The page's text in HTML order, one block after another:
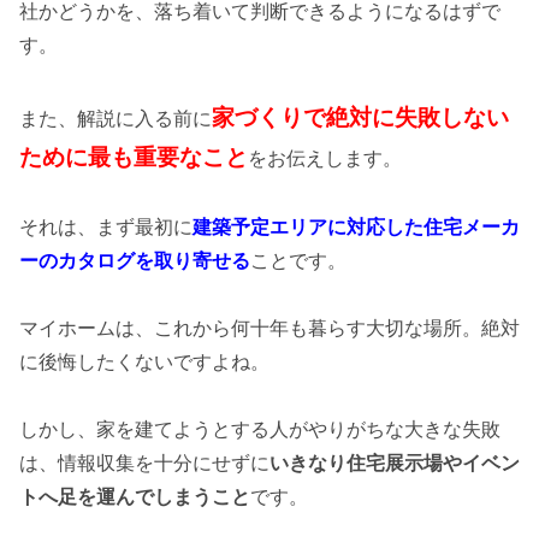
社かどうかを、落ち着いて判断できるようになるはずで
す。
また、解説に入る前に家づくりで絶対に失敗しない
ために最も重要なこと をお伝えします。
それは、まず最初に建築予定エリアに対応した住宅メーカ
ーのカタログを取り寄せることです。
マイホームは、これから何十年も暮らす大切な場所。絶対
に後悔したくないですよね。
しかし、家を建てようとする人がやりがちな大きな失敗
は、情報収集を十分にせずにいきなり住宅展示場やイベン
トへ足を運んでしまうことです。